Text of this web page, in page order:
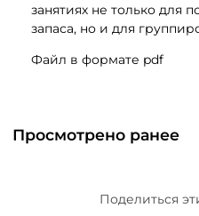
занятиях не только для
запаса, но и для
Файл в формате pdf
Просмотрено ранее
Поделиться